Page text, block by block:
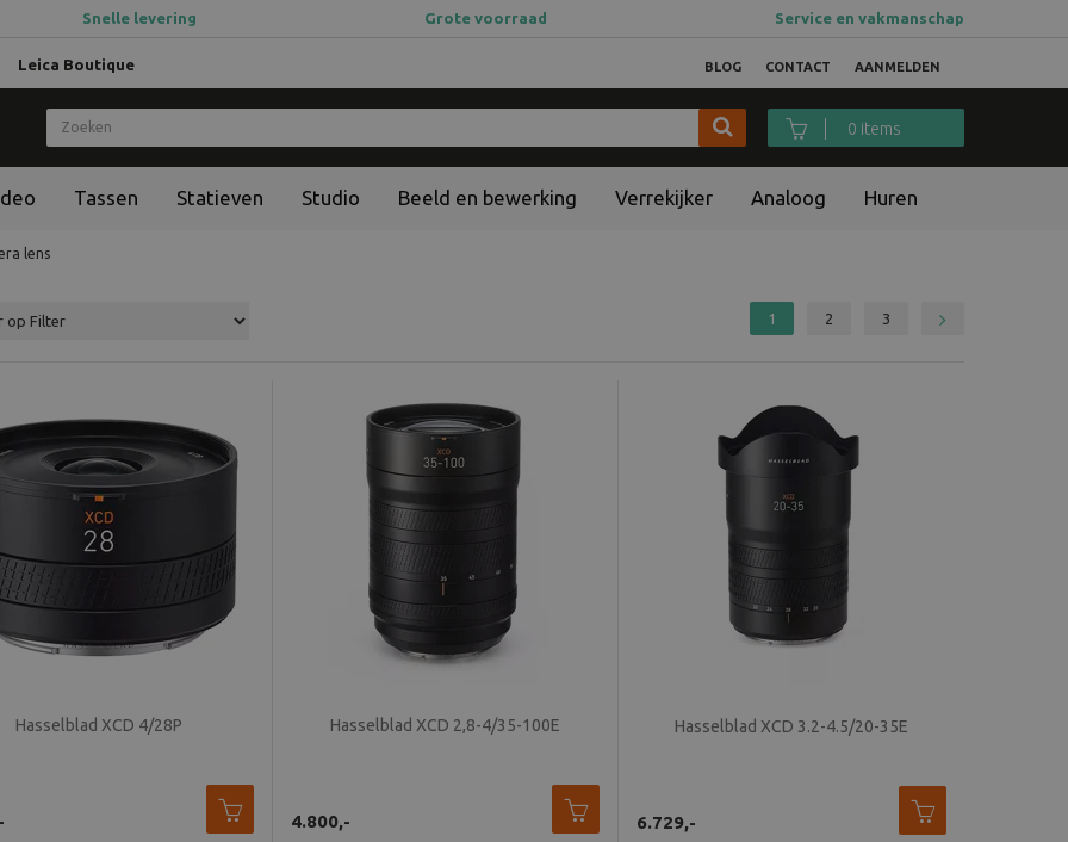
Snelle levering Grote voorraad Service en vakmanschap
AANMELDEN
BLOG CONTACT
Leica Boutique
0 items
Tassen Statieven Studio Beeld en bewerking Verrekijker Analoog Huren
lens
1 2 3
Hasselblad XCD 4/28P Hasselblad XCD 2,8-4/35-100E
4.800,-
Hasselblad XCD 3.2-4.5/20-35E
6.729,-